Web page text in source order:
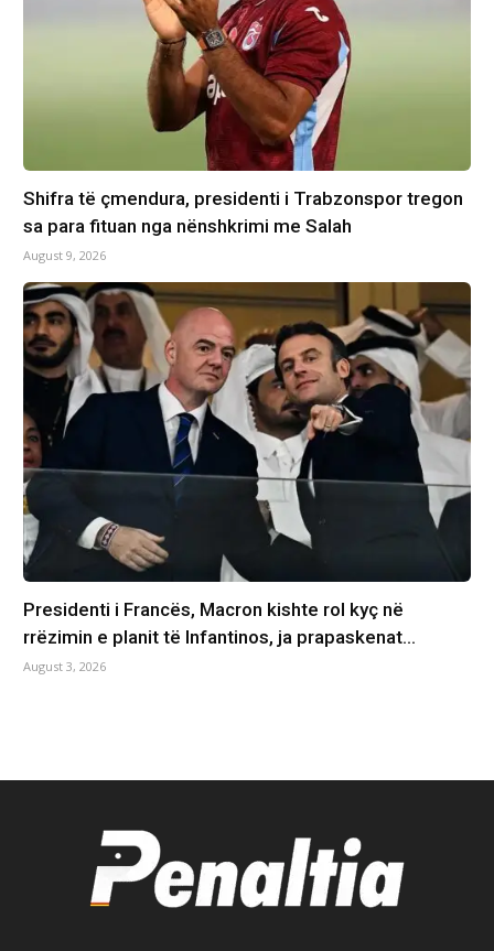
Shifra të çmendura, presidenti i Trabzonspor tregon
sa para fituan nga nënshkrimi me Salah
August 9, 2026
Presidenti i Francës, Macron kishte rol kyç në
rrëzimin e planit të Infantinos, ja prapaskenat…
August 3, 2026